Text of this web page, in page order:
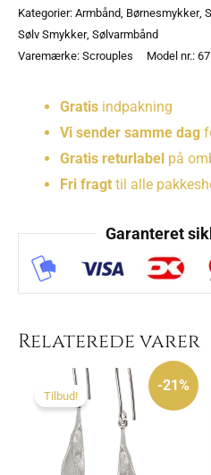
Kategorier: Armbånd, Børnesmykker,
Sølv Smykker, Sølvarmbånd
Varemærke: Scrouples Model nr.:
Gratis indpakning
Vi sender samme dag
Gratis returlabel på
Fri fragt til alle
Garanteret
Relaterede varer
-21%
Tilbud!
Den
oprindelige
pris
var:
1.140 kr..
aktuelle
895 kr..